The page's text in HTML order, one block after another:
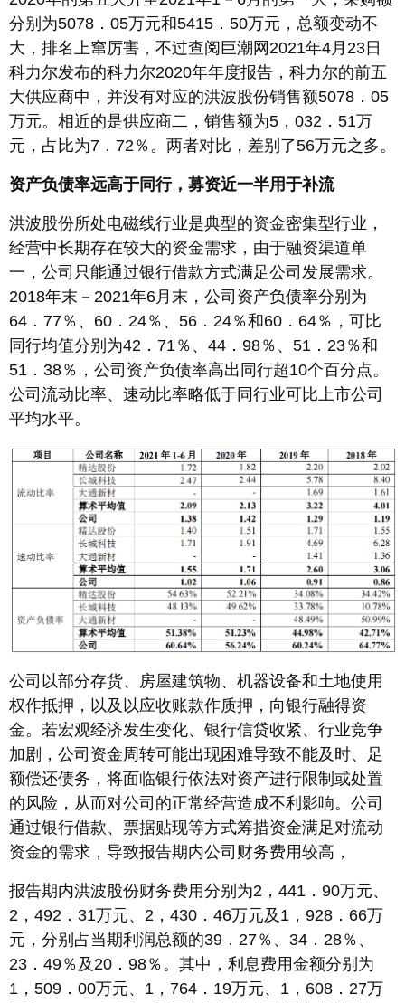
分别为5078．05万元和5415．50万元，总额变动不
大，排名上窜厉害，不过查阅巨潮网2021年4月23日
科力尔发布的科力尔2020年年度报告，科力尔的前五
大供应商中，并没有对应的洪波股份销售额5078．05
万元。相近的是供应商二，销售额为5，032．51万
元，占比为7．72％。两者对比，差别了56万元之多。
资产负债率远高于同行，募资近一半用于补流
洪波股份所处电磁线行业是典型的资金密集型行业，
经营中长期存在较大的资金需求，由于融资渠道单
一，公司只能通过银行借款方式满足公司发展需求。
2018年末－2021年6月末，公司资产负债率分别为
64．77％、60．24％、56．24％和60．64％，可比
同行均值分别为42．71％、44．98％、51．23％和
51．38％，公司资产负债率高出同行超10个百分点。
公司流动比率、速动比率略低于同行业可比上市公司
平均水平。
公司以部分存货、房屋建筑物、机器设备和土地使用
权作抵押，以及以应收账款作质押，向银行融得资
金。若宏观经济发生变化、银行信贷收紧、行业竞争
加剧，公司资金周转可能出现困难导致不能及时、足
额偿还债务，将面临银行依法对资产进行限制或处置
的风险，从而对公司的正常经营造成不利影响。公司
通过银行借款、票据贴现等方式筹措资金满足对流动
资金的需求，导致报告期内公司财务费用较高，
报告期内洪波股份财务费用分别为2，441．90万元、
2，492．31万元、2，430．46万元及1，928．66万
元，分别占当期利润总额的39．27％、34．28％、
23．49％及20．98％。其中，利息费用金额分别为
1，509．00万元、1，764．19万元、1，608．27万